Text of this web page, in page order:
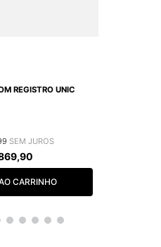
REGISTRO UNIC
,90
CARRINHO